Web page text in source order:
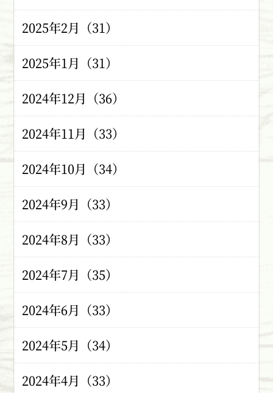
2025年2月（31）
2025年1月（31）
2024年12月（36）
2024年11月（33）
2024年10月（34）
2024年9月（33）
2024年8月（33）
2024年7月（35）
2024年6月（33）
2024年5月（34）
2024年4月（33）